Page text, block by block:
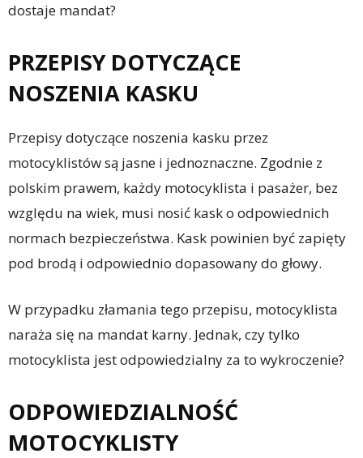
dostaje mandat?
PRZEPISY DOTYCZĄCE
NOSZENIA KASKU
Przepisy dotyczące noszenia kasku przez
motocyklistów są jasne i jednoznaczne. Zgodnie z
polskim prawem, każdy motocyklista i pasażer, bez
względu na wiek, musi nosić kask o odpowiednich
normach bezpieczeństwa. Kask powinien być zapięty
pod brodą i odpowiednio dopasowany do głowy.
W przypadku złamania tego przepisu, motocyklista
naraża się na mandat karny. Jednak, czy tylko
motocyklista jest odpowiedzialny za to wykroczenie?
ODPOWIEDZIALNOŚĆ
MOTOCYKLISTY